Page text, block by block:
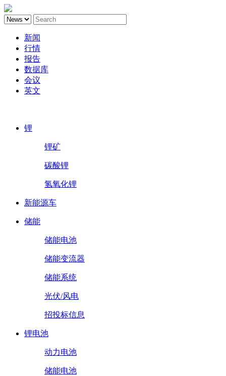
新闻
行情
报告
数据库
会议
英文
锂
锂矿
碳酸锂
氢氧化锂
新能源车
储能
储能电池
储能变流器
储能系统
光伏/风电
招投标信息
锂电池
动力电池
储能电池